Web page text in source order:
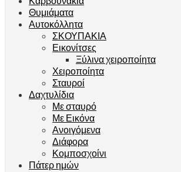
Θυμιάματα
Αυτοκόλλητα
ΣΚΟΥΠΑΚΙΑ
Εικονίτσες
Ξύλινα χειροποίητα
Χειροποίητα
Σταυροί
Δαχτυλίδια
Με σταυρό
Με Εικόνα
Ανοιγόμενα
Διάφορα
Κομποσχοίνι
Πάτερ ημών